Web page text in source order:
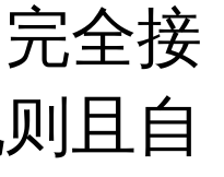
全接
且自